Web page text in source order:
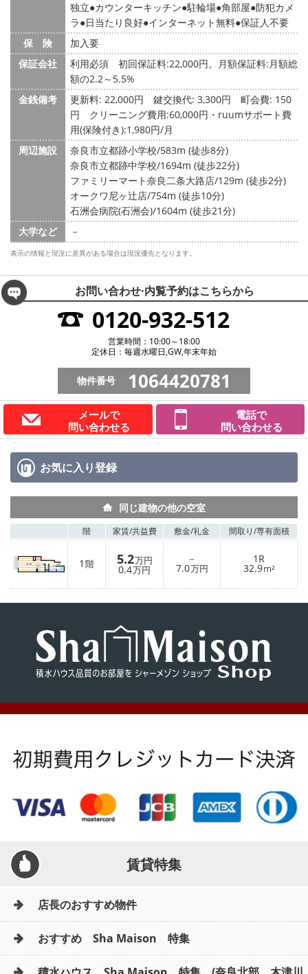
独立 カウンターキッチン 駐輪場 角部屋 防犯カメ
ラ
日当たり良好 インターネット無料 保証人不要
保 険
加入要
保証会社
利用必須 初回保証料:22,000円。月額保証料:月額総
額の2.2～5.5%
金銭備考
更新料: 22,000円 鍵交換代: 3,300円
町会費: 150
円
クリーニング費用:60,000円・ruumサポート費
用(保険付き):1,980円/月
周辺施設
奈良市立都跡小学校/583m (徒歩8分)
奈良市立都跡中学校/1694m (徒歩22分)
ファミリーマート奈良二条大路店/129m (徒歩2分)
オークワ尼ヶ辻店/754m (徒歩10分)
石洲会病院(石洲会)/1604m (徒歩21分)
大学など
－
表示の情報と現況に差異がある場合は現況優先となります。
お問い合わせ·内覧予約はこちらから
0120-932-512
営業時間：10:00～18:00
定休日：毎週水曜日,GW,年末年始
物件番号 1064420781
メールで
問い合わせる
電話で
問い合わせる
お気に入り登録
同じ建物の他の空室
階 家賃/共益費 敷金/礼金 間取り/専有面積
1 階 5.2万円
0.4万円
－
7.0万円
1R
32.9m²
賃貸特集
店長のおすすめ物件
おすすめ Sha Maison 特集